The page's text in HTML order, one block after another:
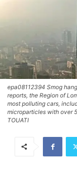
epa08112394 Smog
reports, the Region of
most polluting cars,
microparticles with over
TOUATI